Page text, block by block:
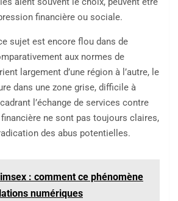
financière ou sociale.
sujet est encore flou dans de
aux normes de
largement d’une région à l’autre, le
dans une zone grise, difficile à
l’échange de services contre
ne sont pas toujours claires,
des abus potentielles.
: comment ce phénomène
numériques